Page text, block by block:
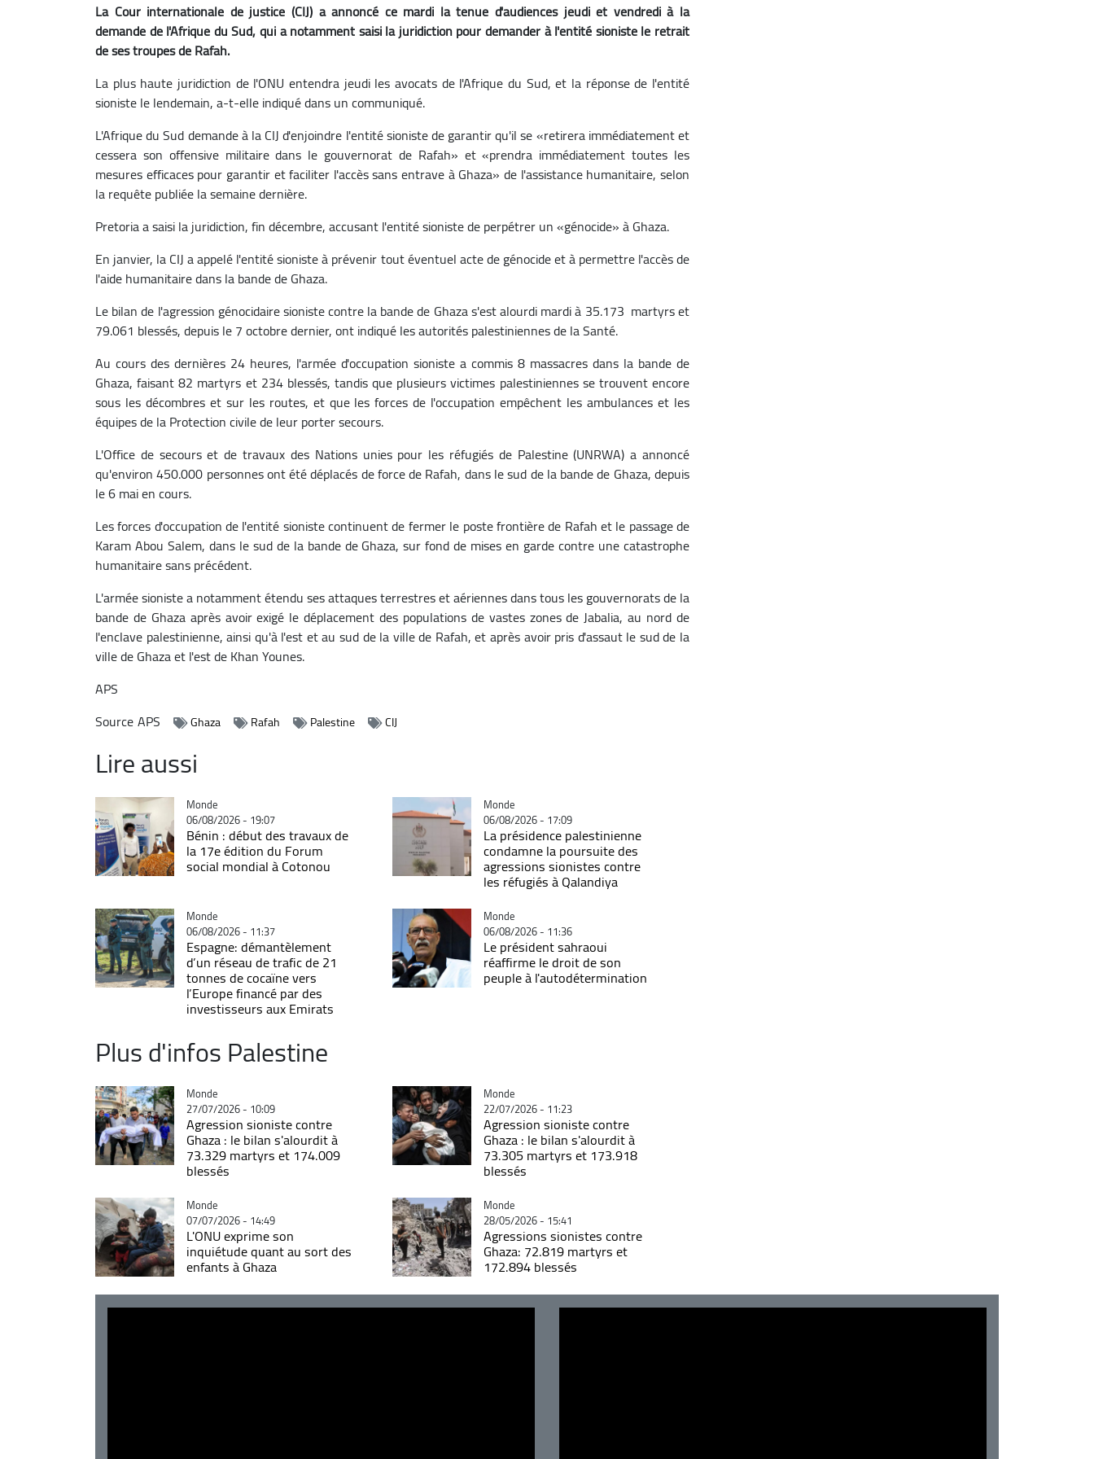
La Cour internationale de justice (CIJ) a annoncé ce mardi la tenue d'audiences jeudi et vendredi à la
demande de l'Afrique du Sud, qui a notamment saisi la juridiction pour demander à l'entité sioniste le retrait
de ses troupes de Rafah.
La plus haute juridiction de l'ONU entendra jeudi les avocats de l'Afrique du Sud, et la réponse de l'entité
sioniste le lendemain, a-t-elle indiqué dans un communiqué.
L'Afrique du Sud demande à la CIJ d'enjoindre l'entité sioniste de garantir qu'il se «retirera immédiatement et
cessera son offensive militaire dans le gouvernorat de Rafah» et «prendra immédiatement toutes les
mesures efficaces pour garantir et faciliter l'accès sans entrave à Ghaza» de l'assistance humanitaire, selon
la requête publiée la semaine dernière.
Pretoria a saisi la juridiction, fin décembre, accusant l'entité sioniste de perpétrer un «génocide» à Ghaza.
En janvier, la CIJ a appelé l'entité sioniste à prévenir tout éventuel acte de génocide et à permettre l'accès de
l'aide humanitaire dans la bande de Ghaza.
Le bilan de l'agression génocidaire sioniste contre la bande de Ghaza s'est alourdi mardi à 35.173 martyrs et
79.061 blessés, depuis le 7 octobre dernier, ont indiqué les autorités palestiniennes de la Santé.
Au cours des dernières 24 heures, l'armée d'occupation sioniste a commis 8 massacres dans la bande de
Ghaza, faisant 82 martyrs et 234 blessés, tandis que plusieurs victimes palestiniennes se trouvent encore
sous les décombres et sur les routes, et que les forces de l'occupation empêchent les ambulances et les
équipes de la Protection civile de leur porter secours.
L'Office de secours et de travaux des Nations unies pour les réfugiés de Palestine (UNRWA) a annoncé
qu'environ 450.000 personnes ont été déplacés de force de Rafah, dans le sud de la bande de Ghaza, depuis
le 6 mai en cours.
Les forces d'occupation de l'entité sioniste continuent de fermer le poste frontière de Rafah et le passage de
Karam Abou Salem, dans le sud de la bande de Ghaza, sur fond de mises en garde contre une catastrophe
humanitaire sans précédent.
L'armée sioniste a notamment étendu ses attaques terrestres et aériennes dans tous les gouvernorats de la
bande de Ghaza après avoir exigé le déplacement des populations de vastes zones de Jabalia, au nord de
l'enclave palestinienne, ainsi qu'à l'est et au sud de la ville de Rafah, et après avoir pris d'assaut le sud de la
ville de Ghaza et l'est de Khan Younes.
APS
SourceAPS Ghaza Rafah Palestine CIJ
Lire aussi
Catégorie
Monde
06/08/2026 - 19:07
Bénin : début des travaux de
la 17e édition du Forum
social mondial à Cotonou
Catégorie
Monde
06/08/2026 - 17:09
La présidence palestinienne
condamne la poursuite des
agressions sionistes contre
les réfugiés à Qalandiya
Catégorie
Monde
06/08/2026 - 11:37
Espagne: démantèlement
d’un réseau de trafic de 21
tonnes de cocaïne vers
l’Europe financé par des
investisseurs aux Emirats
Catégorie
Monde
06/08/2026 - 11:36
Le président sahraoui
réaffirme le droit de son
peuple à l'autodétermination
Plus d'infos Palestine
Catégorie
Monde
27/07/2026 - 10:09
Agression sioniste contre
Ghaza : le bilan s'alourdit à
73.329 martyrs et 174.009
blessés
Catégorie
Monde
22/07/2026 - 11:23
Agression sioniste contre
Ghaza : le bilan s'alourdit à
73.305 martyrs et 173.918
blessés
Catégorie
Monde
07/07/2026 - 14:49
L'ONU exprime son
inquiétude quant au sort des
enfants à Ghaza
Catégorie
Monde
28/05/2026 - 15:41
Agressions sionistes contre
Ghaza: 72.819 martyrs et
172.894 blessés